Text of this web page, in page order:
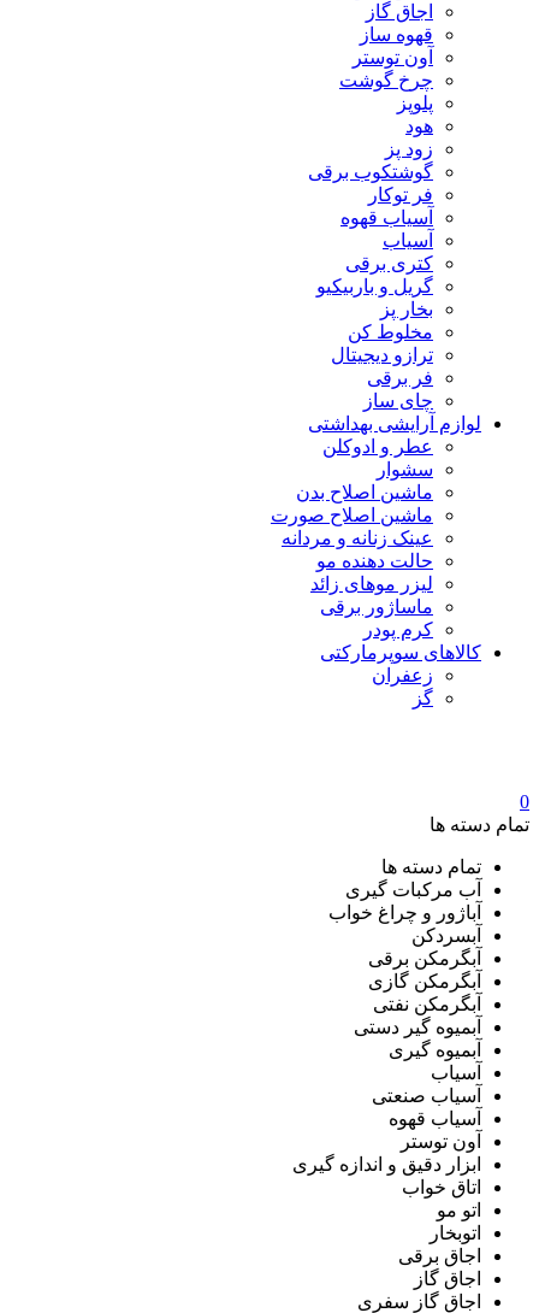
اجاق گاز
قهوه ساز
آون توستر
چرخ گوشت
پلوپز
هود
زود پز
گوشتکوب برقی
فر توکار
آسیاب قهوه
آسیاب
کتری برقی
گریل و باربیکیو
بخار پز
مخلوط کن
ترازو دیجیتال
فر برقی
چای ساز
لوازم آرایشی بهداشتی
عطر و ادوکلن
سشوار
ماشین اصلاح بدن
ماشین اصلاح صورت
عینک زنانه و مردانه
حالت دهنده مو
لیزر موهای زائد
ماساژور برقی
کرم پودر
کالاهای سوپرمارکتی
زعفران
گز
0
تمام دسته ها
تمام دسته ها
آب مرکبات گیری
آباژور و چراغ خواب
آبسردکن
آبگرمکن برقی
آبگرمکن گازی
آبگرمکن نفتی
آبمیوه گیر دستی
آبمیوه گیری
آسیاب
آسیاب صنعتی
آسیاب قهوه
آون توستر
ابزار دقیق و اندازه گیری
اتاق خواب
اتو مو
اتوبخار
اجاق برقی
اجاق گاز
اجاق گاز سفری